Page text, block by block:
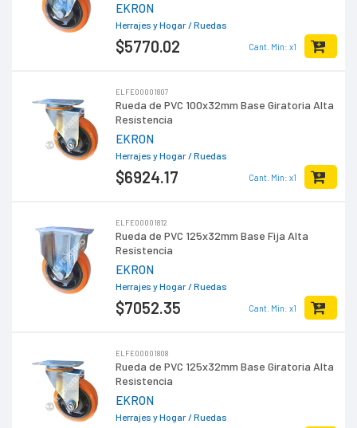
EKRON
Herrajes y Hogar / Ruedas
$5770.02 Cant. Min: x1
ELFE00001807
Rueda de PVC 100x32mm Base Giratoria Alta
Resistencia
EKRON
Herrajes y Hogar / Ruedas
$6924.17 Cant. Min: x1
ELFE00001812
Rueda de PVC 125x32mm Base Fija Alta
Resistencia
EKRON
Herrajes y Hogar / Ruedas
$7052.35 Cant. Min: x1
ELFE00001808
Rueda de PVC 125x32mm Base Giratoria Alta
Resistencia
EKRON
Herrajes y Hogar / Ruedas